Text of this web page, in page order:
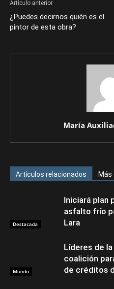
Artículo anterior
¿Puedes decirnos quién es el
pintor de esta obra?
María
Artículos relacionados Más
Destacada
Iniciará plan
asfalto frío
Lara
Mundo
Líderes de
coalición
de créditos